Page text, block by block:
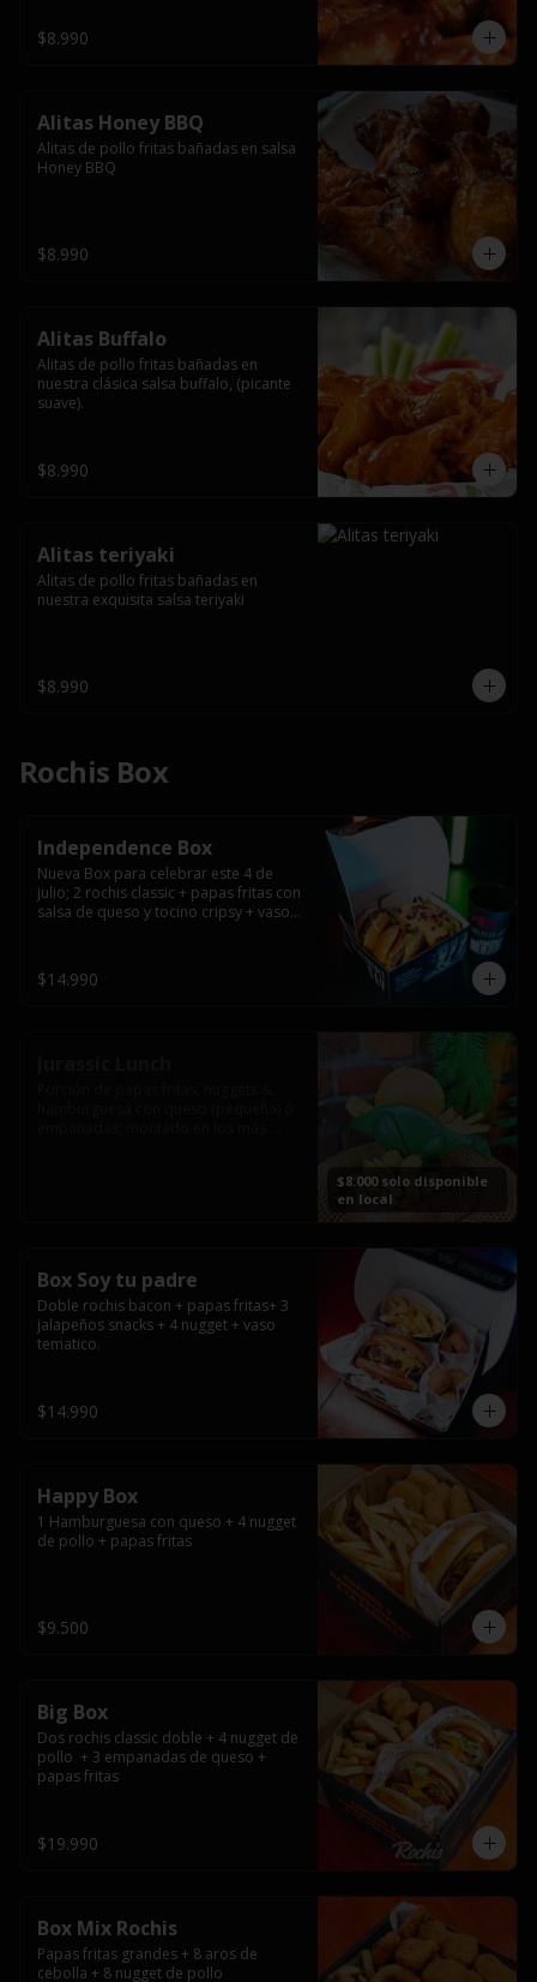
$8.990
Alitas Honey BBQ
Alitas de pollo fritas bañadas en salsa
Honey BBQ
$8.990
Alitas Buffalo
Alitas de pollo fritas bañadas en
nuestra clásica salsa buffalo, (picante
suave).
$8.990
Alitas teriyaki
Alitas de pollo fritas bañadas en
nuestra exquisita salsa teriyaki
$8.990
Rochis Box
Independence Box
Nueva Box para celebrar este 4 de
julio; 2 rochis classic + papas fritas con
salsa de queso y tocino cripsy + vaso
$14.990
$8.000 solo disponible
en local
Box Soy tu padre
Doble rochis bacon + papas fritas+ 3
jalapeños snacks + 4 nugget + vaso
tematico.
$14.990
Happy Box
1 Hamburguesa con queso + 4 nugget
de pollo + papas fritas
$9.500
Big Box
Dos rochis classic doble + 4 nugget de
pollo  + 3 empanadas de queso +
papas fritas
$19.990
Box Mix Rochis
Papas fritas grandes + 8 aros de
cebolla + 8 nugget de pollo